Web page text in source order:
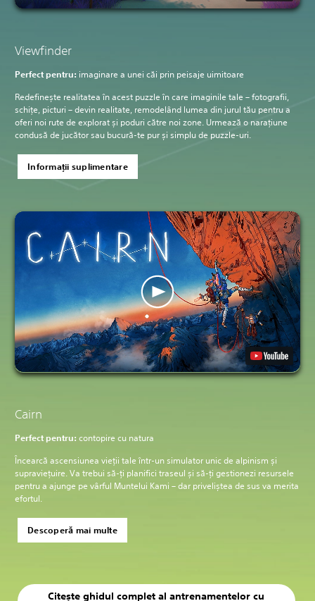
Viewfinder
Perfect pentru: imaginare a unei căi prin peisaje uimitoare
Redefinește realitatea în acest puzzle în care imaginile tale – fotografii,
schițe, picturi – devin realitate, remodelând lumea din jurul tău pentru a
oferi noi rute de explorat și poduri către noi zone. Urmează o narațiune
condusă de jucător sau bucură-te pur și simplu de puzzle-uri.
Informații suplimentare
Cairn
Perfect pentru: contopire cu natura
Încearcă ascensiunea vieții tale într-un simulator unic de alpinism și
supraviețuire. Va trebui să-ți planifici traseul și să-ți gestionezi resursele
pentru a ajunge pe vârful Muntelui Kami – dar priveliștea de sus va merita
efortul.
Descoperă mai multe
Citește ghidul complet al antrenamentelor cu